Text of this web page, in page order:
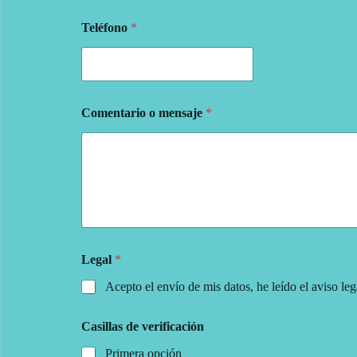
Teléfono *
Comentario o mensaje *
Legal *
Acepto el envío de mis datos, he leído el aviso
Casillas de verificación
Primera opción